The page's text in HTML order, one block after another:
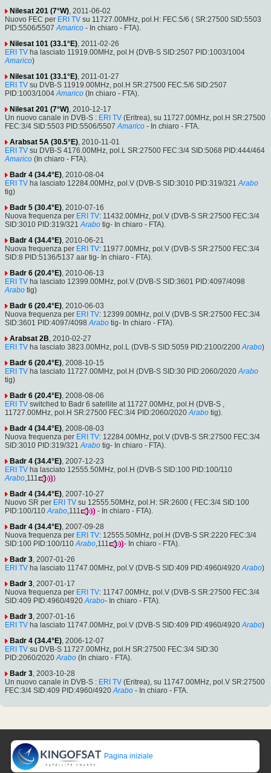
Nilesat 201 (7°W), 2011-06-02
Nuovo FEC per ERI TV su 11727.00MHz, pol.H: FEC:5/6 ( SR:27500 SID:5503
PID:5506/5507 Amarico - In chiaro - FTA).
Nilesat 101 (33.1°E), 2011-02-26
ERI TV ha lasciato 11919.00MHz, pol.H (DVB-S SID:2507 PID:1003/1004
Amarico)
Nilesat 101 (33.1°E), 2011-01-27
ERI TV su DVB-S 11919.00MHz, pol.H SR:27500 FEC:5/6 SID:2507
PID:1003/1004 Amarico (In chiaro - FTA).
Nilesat 201 (7°W), 2010-12-17
Un nuovo canale in DVB-S : ERI TV (Eritrea), su 11727.00MHz, pol.H SR:27500
FEC:3/4 SID:5503 PID:5506/5507 Amarico - In chiaro - FTA.
Arabsat 5A (30.5°E), 2010-11-01
ERI TV su DVB-S 4176.00MHz, pol.L SR:27500 FEC:3/4 SID:5068 PID:444/464
Amarico (In chiaro - FTA).
Badr 4 (34.4°E), 2010-08-04
ERI TV ha lasciato 12284.00MHz, pol.V (DVB-S SID:3010 PID:319/321 Arabo
tig)
Badr 5 (30.4°E), 2010-07-16
Nuova frequenza per ERI TV: 11432.00MHz, pol.V (DVB-S SR:27500 FEC:3/4
SID:3010 PID:319/321 Arabo tig- In chiaro - FTA).
Badr 4 (34.4°E), 2010-06-21
Nuova frequenza per ERI TV: 11977.00MHz, pol.V (DVB-S SR:27500 FEC:3/4
SID:8 PID:5136/5137 aar tig- In chiaro - FTA).
Badr 6 (20.4°E), 2010-06-13
ERI TV ha lasciato 12399.00MHz, pol.V (DVB-S SID:3601 PID:4097/4098
Arabo tig)
Badr 6 (20.4°E), 2010-06-03
Nuova frequenza per ERI TV: 12399.00MHz, pol.V (DVB-S SR:27500 FEC:3/4
SID:3601 PID:4097/4098 Arabo tig- In chiaro - FTA).
Arabsat 2B, 2010-02-27
ERI TV ha lasciato 3823.00MHz, pol.L (DVB-S SID:5059 PID:2100/2200 Arabo)
Badr 6 (20.4°E), 2008-10-15
ERI TV ha lasciato 11727.00MHz, pol.H (DVB-S SID:30 PID:2060/2020 Arabo
tig)
Badr 6 (20.4°E), 2008-08-06
ERI TV switched to Badr 6 satellite at 11727.00MHz, pol.H (DVB-S ,
11727.00MHz, pol.H SR:27500 FEC:3/4 PID:2060/2020 Arabo tig).
Badr 4 (34.4°E), 2008-08-03
Nuova frequenza per ERI TV: 12284.00MHz, pol.V (DVB-S SR:27500 FEC:3/4
SID:3010 PID:319/321 Arabo tig- In chiaro - FTA).
Badr 4 (34.4°E), 2007-12-23
ERI TV ha lasciato 12555.50MHz, pol.H (DVB-S SID:100 PID:100/110
Arabo,111
)
Badr 4 (34.4°E), 2007-10-27
Nuovo SR per ERI TV su 12555.50MHz, pol.H: SR:2600 ( FEC:3/4 SID:100
PID:100/110 Arabo,111
- In chiaro - FTA).
Badr 4 (34.4°E), 2007-09-28
Nuova frequenza per ERI TV: 12555.50MHz, pol.H (DVB-S SR:2220 FEC:3/4
SID:100 PID:100/110 Arabo,111
- In chiaro - FTA).
Badr 3, 2007-01-26
ERI TV ha lasciato 11747.00MHz, pol.V (DVB-S SID:409 PID:4960/4920 Arabo)
Badr 3, 2007-01-17
Nuova frequenza per ERI TV: 11747.00MHz, pol.V (DVB-S SR:27500 FEC:3/4
SID:409 PID:4960/4920 Arabo- In chiaro - FTA).
Badr 3, 2007-01-16
ERI TV ha lasciato 11747.00MHz, pol.V (DVB-S SID:409 PID:4960/4920 Arabo)
Badr 4 (34.4°E), 2006-12-07
ERI TV su DVB-S 11727.00MHz, pol.H SR:27500 FEC:3/4 SID:30
PID:2060/2020 Arabo (In chiaro - FTA).
Badr 3, 2003-10-28
Un nuovo canale in DVB-S : ERI TV (Eritrea), su 11747.00MHz, pol.V SR:27500
FEC:3/4 SID:409 PID:4960/4920 Arabo - In chiaro - FTA.
Pagina iniziale